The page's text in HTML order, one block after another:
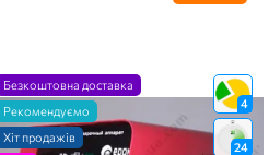
4
24
Безкоштовна доставка
Рекомендуємо
Хіт продажів